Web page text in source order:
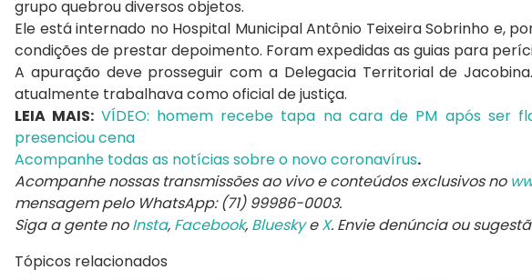
grupo quebrou diversos objetos.
Ele está internado no Hospital Municipal Antônio Teixeira Sobrinho e,
condições de prestar depoimento. Foram expedidas as guias para
A apuração deve prosseguir com a Delegacia Territorial de
atualmente trabalhava como oficial de justiça.
LEIA MAIS: VÍDEO: homem recebe tapa na cara de PM após ser
presenciou cena
Acompanhe todas as notícias sobre o novo coronavírus.
Acompanhe nossas transmissões ao vivo e conteúdos exclusivos no
mensagem pelo WhatsApp: (71) 99986-0003.
Siga a gente noInsta, Facebook, BlueskyeX. Envie denúncia ou
Tópicos relacionados